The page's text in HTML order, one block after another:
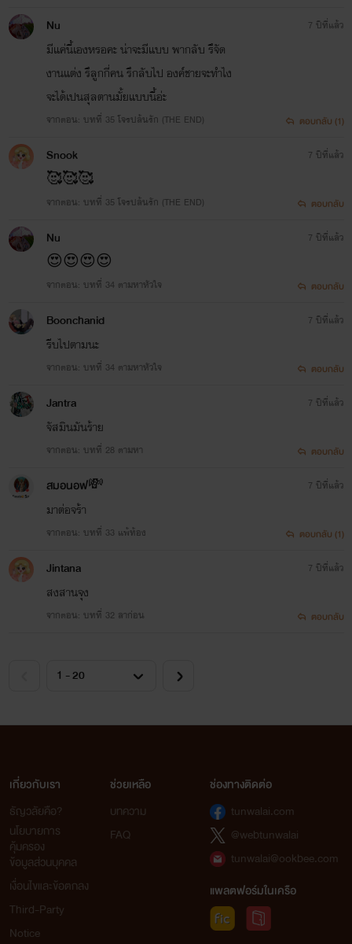
Nu
มีแค่นี้เองหรอคะ น่าจะมีแบบ พากลับ รึจัด
งานแต่ง รึลูกกี่คน รึกลับไป องค์ชายจะทำไง
จะได้เปนสุลตานมั้ยแบบนี้อ่ะ
จากตอน: บทที่ 35 โจรปล้นรัก (THE END)
7 ปีที่แล้ว
ตอบกลับ (1)
Snook
🥰🥰🥰
จากตอน: บทที่ 35 โจรปล้นรัก (THE END)
7 ปีที่แล้ว
ตอบกลับ
Nu
😍😍😍😍
จากตอน: บทที่ 34 ตามหาหัวใจ
7 ปีที่แล้ว
ตอบกลับ
Boonchanid
รีบไปตามนะ
จากตอน: บทที่ 34 ตามหาหัวใจ
7 ปีที่แล้ว
ตอบกลับ
Jantra
จัสมินมันร้าย
จากตอน: บทที่ 28 ตามหา
7 ปีที่แล้ว
ตอบกลับ
สมอนอฟ💸
มาต่อจร้า
จากตอน: บทที่ 33 แพ้ท้อง
7 ปีที่แล้ว
ตอบกลับ (1)
Jintana
สงสานจุง
จากตอน: บทที่ 32 ลาก่อน
7 ปีที่แล้ว
ตอบกลับ
เกี่ยวกับเรา
ธัญวลัยคือ?
นโยบายการ
คุ้มครอง
ข้อมูลส่วนบุคคล
เงื่อนไขและข้อตกลง
Third-Party
Notice
ช่วยเหลือ
บทความ
FAQ
ช่องทางติดต่อ
tunwalai.com
@webtunwalai
tunwalai@ookbee.com
แพลตฟอร์มในเครือ